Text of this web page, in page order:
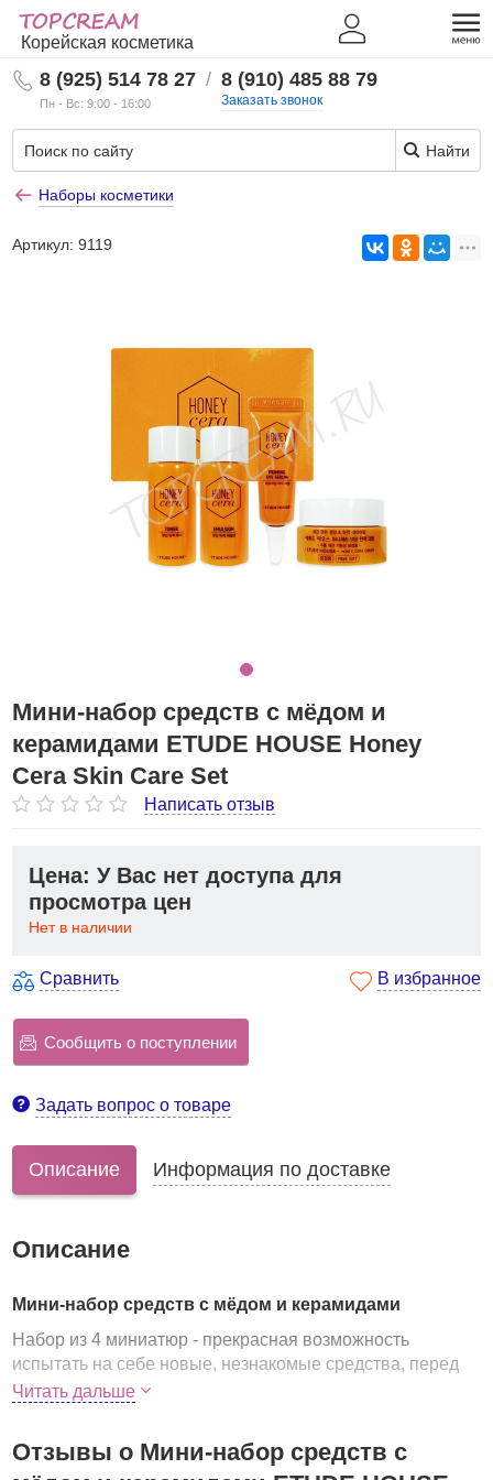
Корейская косметика
8 (925) 514 78 27
Пн - Вс: 9:00 - 16:00
/ 8 (910) 485 88 79
Заказать звонок
Найти
Наборы косметики
Артикул:9119
Мини-набор средств с мёдом и
керамидами ETUDE HOUSE Honey
Cera Skin Care Set
Написать отзыв
Цена: У Вас нет доступа для
просмотра цен
Нет в наличии
Сравнить В избранное
Сообщить о поступлении
Задать вопрос о товаре
Описание Информация по доставке
Описание
Мини-набор средств с мёдом и керамидами
Набор из 4 миниатюр - прекрасная возможность
испытать на себе новые, незнакомые средства, перед
тем, как купить полноразмерные версии. Кроме того,
В наборе тонер, эмульсия, крем для лица, крем для кожи
Читать дальше
Отзывы о Мини-набор средств с